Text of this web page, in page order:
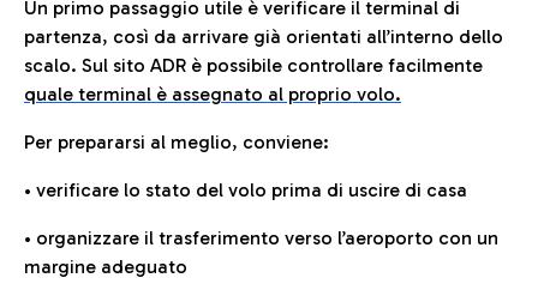
Un primo passaggio utile è verificare il terminal di
partenza, così da arrivare già orientati all’interno dello
scalo. Sul sito ADR è possibile controllare facilmente
quale terminal è assegnato al proprio volo.
Per prepararsi al meglio, conviene:
• verificare lo stato del volo prima di uscire di casa
• organizzare il trasferimento verso l’aeroporto con un
margine adeguato